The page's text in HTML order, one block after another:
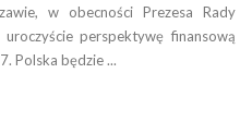
w obecności Prezesa Rady
perspektywę finansową
Polska będzie ...